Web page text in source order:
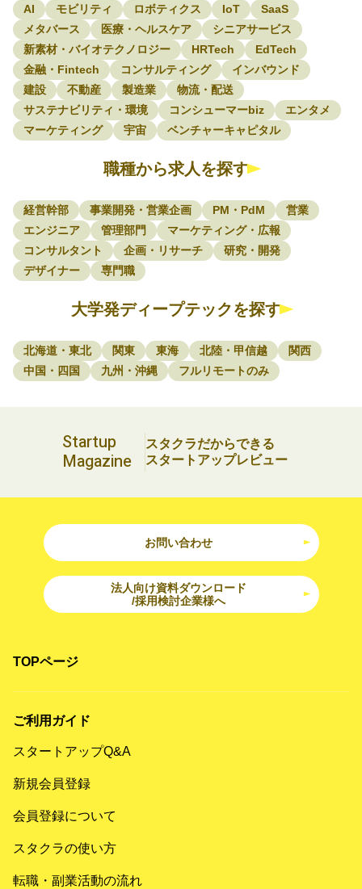
AI モビリティ ロボティクス IoT
SaaS
メタバース
医療・ヘルスケア
シニアサービス
新素材・バイオテクノロジー
HRTech
EdTech
金融・Fintech
コンサルティング
インバウンド
建設
不動産 製造業
物流・配送
サステナビリティ・環境
コンシューマーbiz
エンタメ
マーケティング
宇宙 ベンチャーキャピタル
職種から求人を探す
経営幹部 事業開発・営業企画 PM・PdM
営業
エンジニア
管理部門
マーケティング・広報
コンサルタント
企画・リサーチ
研究・開発
デザイナー
専門職
大学発ディープテックを探す
北海道・東北 関東 東海 北陸・甲信越
関西
中国・四国
九州・沖縄 フルリモートのみ
Startup
Magazine
スタクラだからできる
スタートアップレビュー
お問い合わせ
法人向け資料ダウンロード
/採用検討企業様へ
TOPページ
ご利用ガイド
スタートアップQ&A
新規会員登録
会員登録について
スタクラの使い方
転職・副業活動の流れ